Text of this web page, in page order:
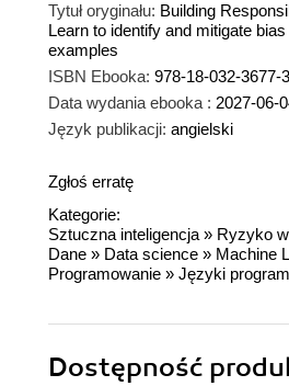
Tytuł oryginału: Building
Learn to identify and mitigate
examples
ISBN Ebooka: 978-18-032-3677-
Data wydania ebooka : 2027-06-
Język publikacji: angielski
Zgłoś erratę
Kategorie:
Sztuczna inteligencja » Ryzyko
Dane » Data science » Machine
Programowanie » Języki
Dostępność